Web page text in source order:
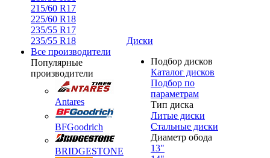
215/60 R17
225/60 R18
235/55 R17
235/55 R18
Все производители
Популярные
производители
Antares
BFGoodrich
BRIDGESTONE
Диски
Подбор дисков
Каталог дисков
Подбор по
параметрам
Тип диска
Литые диски
Стальные диски
Диаметр обода
13"